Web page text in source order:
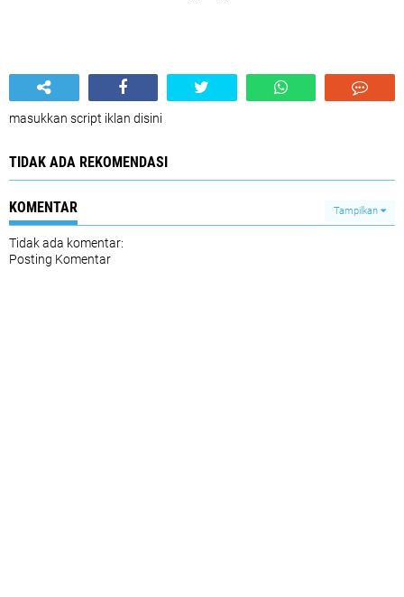
masukkan script iklan disini
TIDAK ADA REKOMENDASI
KOMENTAR Tampilkan
Tidak ada komentar:
Posting Komentar